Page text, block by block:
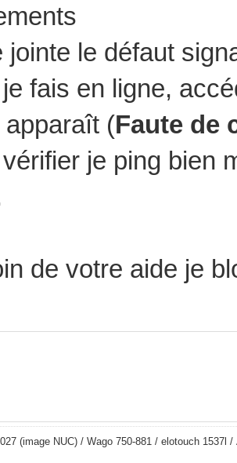
jointe le défaut
fais en ligne,
apparaît (Faute de
je ping bien
de votre aide je
(image NUC) / Wago 750-881 / elotouch